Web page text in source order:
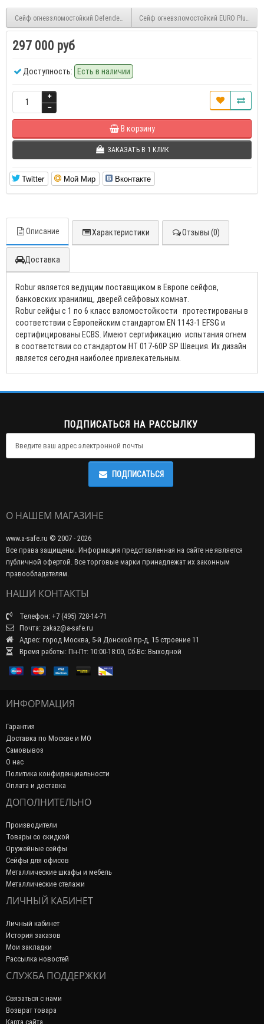
Сейф огневзломостойкий Defender Pro 135 EL
Сейф огневзломостойкий EURO Plus 1-70
297 000 руб
Доступность: Есть в наличии
В корзину
ЗАКАЗАТЬ В 1 КЛИК
Twitter Мой Мир Вконтакте
Описание Характеристики Отзывы (0)
Доставка
Robur является ведущим поставщиком в Европе сейфов,
банковских хранилищ, дверей сейфовых комнат.
Robur сейфы с 1 по 6 класс взломостойкости протестированы в
соответствии с Европейским стандартом EN 1143-1 EFSG и
сертифицированы ECBS. Имеют сертификацию испытания огнем
в соответствии со стандартом НТ 017-60P SP Швеция. Их дизайн
является сегодня наиболее привлекательным.
ПОДПИСАТЬСЯ НА РАССЫЛКУ
ПОДПИСАТЬСЯ
О НАШЕМ МАГАЗИНЕ
www.a-safe.ru © 2007 - 2026
Все права защищены. Информация представленная на сайте не является
публичной офертой. Все торговые марки принадлежат их законным
правообладателям.
НАШИ КОНТАКТЫ
Телефон: +7 (495) 728-14-71
Почта: zakaz@a-safe.ru
Адрес: город Москва, 5-й Донской пр-д, 15 строение 11
Время работы: Пн-Пт: 10:00-18:00, Сб-Вс: Выходной
ИНФОРМАЦИЯ
Гарантия
Доставка по Москве и МО
Самовывоз
О нас
Политика конфиденциальности
Оплата и доставка
ДОПОЛНИТЕЛЬНО
Производители
Товары со скидкой
Оружейные сейфы
Сейфы для офисов
Металлические шкафы и мебель
Металлические стелажи
ЛИЧНЫЙ КАБИНЕТ
Личный кабинет
История заказов
Мои закладки
Рассылка новостей
СЛУЖБА ПОДДЕРЖКИ
Связаться с нами
Возврат товара
Карта сайта